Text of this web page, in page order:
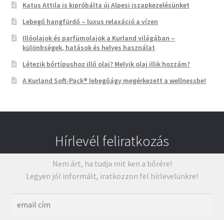
Katus Attila is kipróbálta új Alpesi iszapkezelésünket
Lebegő hangfürdő – luxus relaxáció a vízen
Illóolajok és parfümolajok a Kurland világában –
különbségek, hatások és helyes használat
Létezik bőrtípushoz illő olaj? Melyik olaj illik hozzám?
A Kurland Soft-Pack® lebegőágy megérkezett a wellnessbe!
Hírlevél feliratkozás
Nem árt, ha tudja mit ken a bőrére!
Legyen jól informált, iratkozzon fel hírlevelünkre!